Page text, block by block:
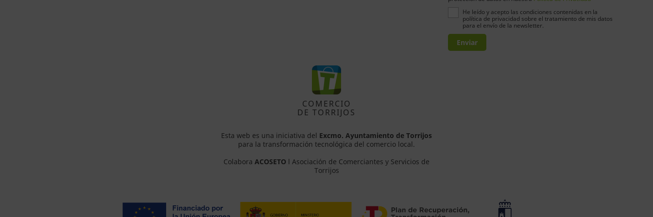
He leído y acepto las condiciones contenidas en la
política de privacidad sobre el tratamiento de mis datos
para el envío de la newsletter.
Enviar
COMERCIO
DE TORRIJOS
Esta web es una iniciativa del Excmo. Ayuntamiento de Torrijos
para la transformación tecnológica del comercio local.
Colabora ACOSETO l Asociación de Comerciantes y Servicios de
Torrijos